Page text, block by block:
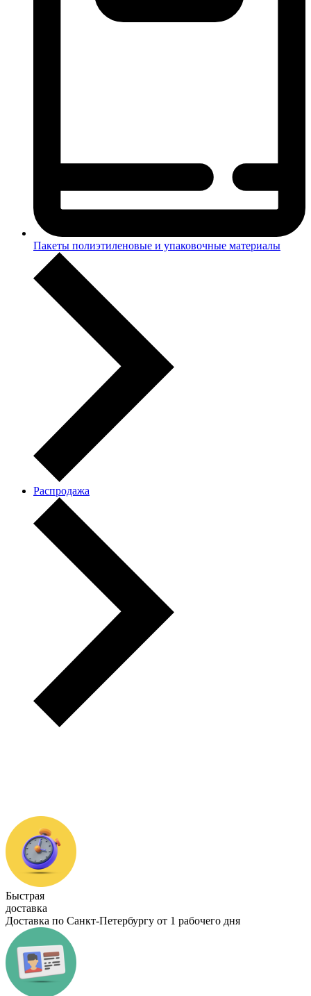
Пакеты полиэтиленовые и упаковочные материалы
Распродажа
Быстрая
доставка
Доставка по Санкт-Петербургу от 1 рабочего дня